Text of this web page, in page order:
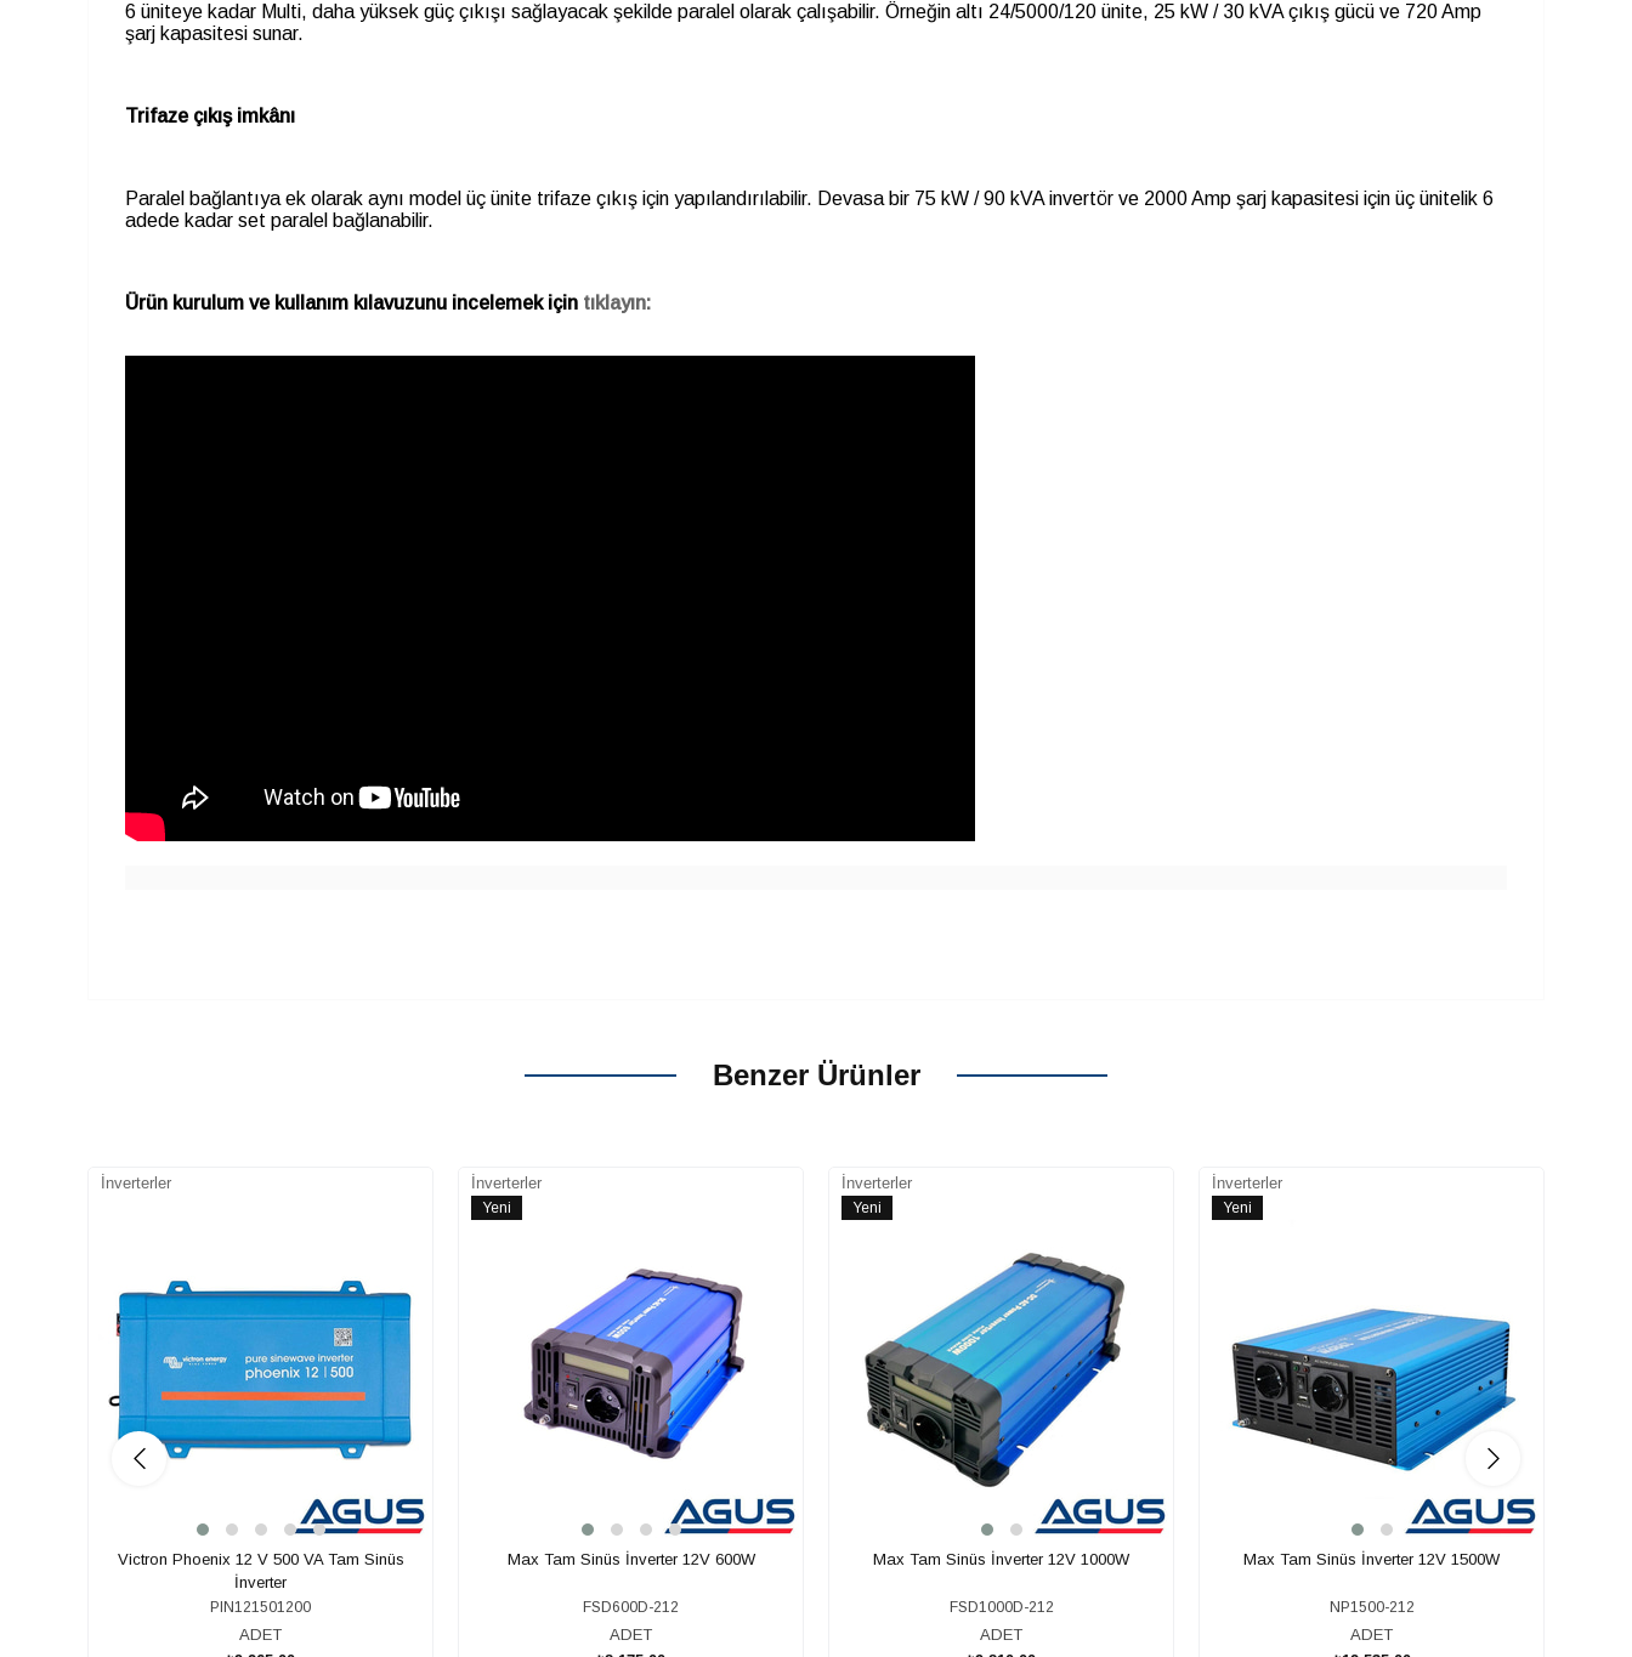
6 üniteye kadar Multi, daha yüksek güç çıkışı sağlayacak şekilde paralel olarak çalışabilir. Örneğin altı 24/5000/120 ünite, 25 kW / 30 kVA çıkış gücü ve 720 Amp
şarj kapasitesi sunar.
Trifaze çıkış imkânı
Paralel bağlantıya ek olarak aynı model üç ünite trifaze çıkış için yapılandırılabilir. Devasa bir 75 kW / 90 kVA invertör ve 2000 Amp şarj kapasitesi için üç ünitelik 6
adede kadar set paralel bağlanabilir.
Ürün kurulum ve kullanım kılavuzunu incelemek için tıklayın:
Benzer Ürünler
İnverterler
Victron Phoenix 12 V 500 VA Tam Sinüs
İnverter
PIN121501200
ADET
İnverterler
Yeni
Max Tam Sinüs İnverter 12V 600W
FSD600D-212
ADET
İnverterler
Yeni
Max Tam Sinüs İnverter 12V 1000W
FSD1000D-212
ADET
İnverterler
Yeni
Max Tam Sinüs İnverter 12V 1500W
NP1500-212
ADET